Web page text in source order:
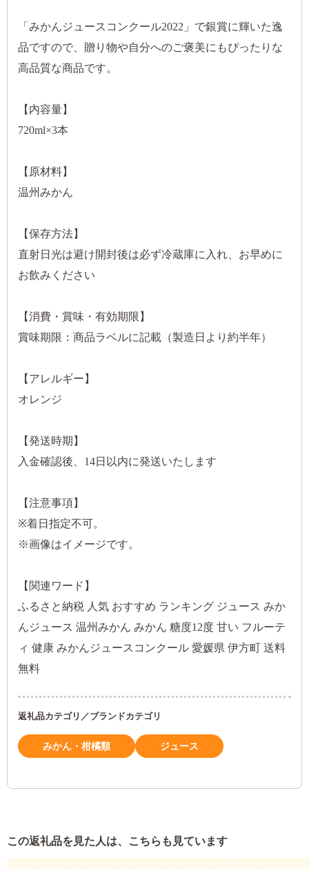
「みかんジュースコンクール2022」で銀賞に輝いた逸
品ですので、贈り物や自分へのご褒美にもぴったりな
高品質な商品です。
【内容量】
720ml×3本
【原材料】
温州みかん
【保存方法】
直射日光は避け開封後は必ず冷蔵庫に入れ、お早めに
お飲みください
【消費・賞味・有効期限】
賞味期限：商品ラベルに記載（製造日より約半年）
【アレルギー】
オレンジ
【発送時期】
入金確認後、14日以内に発送いたします
【注意事項】
※着日指定不可。
※画像はイメージです。
【関連ワード】
ふるさと納税 人気 おすすめ ランキング ジュース みか
んジュース 温州みかん みかん 糖度12度 甘い フルーテ
ィ 健康 みかんジュースコンクール 愛媛県 伊方町 送料
無料
返礼品カテゴリ／ブランドカテゴリ
みかん・柑橘類 ジュース
この返礼品を見た人は、こちらも見ています